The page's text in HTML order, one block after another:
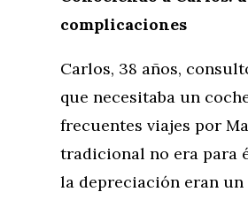
complicaciones
Carlos, 38 años,
que necesitaba un
frecuentes viajes por
tradicional no era para
la depreciación eran un